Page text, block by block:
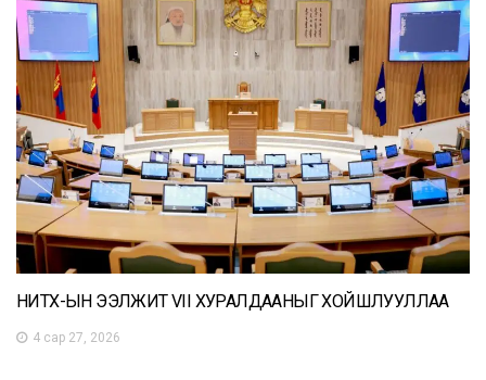
НИТХ-ЫН ЭЭЛЖИТ VII ХУРАЛДААНЫГ ХОЙШЛУУЛЛАА
4 сар 27, 2026